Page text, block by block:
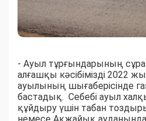
- Ауыл тұрғындарының
алғашқы кәсібімізді 2022
ауылының шығаберісінде
бастадық. Себебі ауыл
құйдыру үшін табан